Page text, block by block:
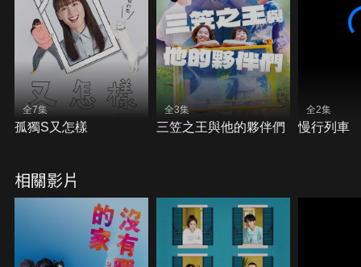
全7集
孤獨S又怎樣
全3集
三笠之王與他的夥伴們
全2集
慢行列車
相關影片